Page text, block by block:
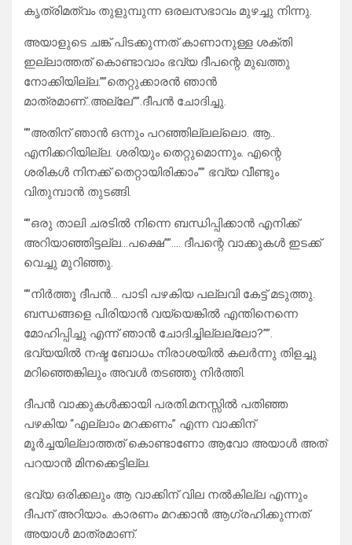
കൃത്രിമത്വം തുളുമ്പുന്ന ഒരലസഭാവം മുഴച്ചു നിന്നു.
അയാളുടെ ചങ്ക് പിടക്കുന്നത് കാണാനുള്ള ശക്തി
ഇല്ലാത്തത് കൊണ്ടാവാം ഭവ്യ ദീപന്റെ മുഖത്തു
നോക്കിയില്ല.””തെറ്റുക്കാരൻ ഞാൻ
മാത്രമാണ്..അല്ലേ””.ദീപൻ ചോദിച്ചു.
“”അതിന് ഞാൻ ഒന്നും പറഞ്ഞില്ലല്ലൊ. ആ..
എനിക്കറിയില്ല. ശരിയും തെറ്റുമൊന്നും. എന്റെ
ശരികൾ നിനക്ക് തെറ്റായിരിക്കാം”” ഭവ്യ വീണ്ടും
വിതുമ്പാൻ തുടങ്ങി.
“”ഒരു താലി ചരടിൽ നിന്നെ ബന്ധിപ്പിക്കാൻ എനിക്ക്
അറിയാഞ്ഞിട്ടല്ല…പക്ഷെ””…. ദീപന്റെ വാക്കുകൾ ഇടക്ക്
വെച്ചു മുറിഞ്ഞു.
“”നിർത്തൂ ദീപൻ… പാടി പഴകിയ പല്ലവി കേട്ട് മടുത്തു.
ബന്ധങ്ങളെ പിരിയാൻ വയ്യെങ്കിൽ എന്തിനെന്നെ
മോഹിപ്പിച്ചു എന്ന് ഞാൻ ചോദിച്ചില്ലല്ലോ?””.
ഭവ്യയിൽ നഷ്ട ബോധം നിരാശയിൽ കലർന്നു തിളച്ചു
മറിഞ്ഞെങ്കിലും അവൾ തടഞ്ഞു നിർത്തി.
ദീപൻ വാക്കുകൾക്കായി പരതി.മനസ്സിൽ പതിഞ്ഞ
പഴകിയ “എല്ലാം മറക്കണം” എന്ന വാക്കിന്
മൂർച്ചയില്ലാത്തത് കൊണ്ടാണോ ആവോ അയാൾ അത്
പറയാൻ മിനക്കെട്ടില്ല.
ഭവ്യ ഒരിക്കലും ആ വാക്കിന് വില നൽകില്ല എന്നും
ദീപന് അറിയാം. കാരണം മറക്കാൻ ആഗ്രഹിക്കുന്നത്
അയാൾ മാത്രമാണ്.